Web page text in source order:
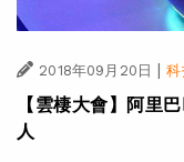
2018年09月20日 | 科
【雲棲大會】阿里
人